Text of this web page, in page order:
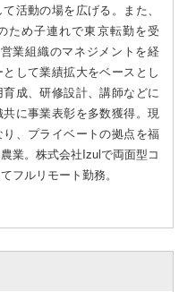
活動の場を広げる。また、
ため子連れで東京転勤を受
業組織のマネジメントを経
して業績拡大をベースとし
成、研修設計、講師などに
に事業表彰を多数獲得。現
、プライベートの拠点を福
業。株式会社Izulで両面型コ
フルリモート勤務。